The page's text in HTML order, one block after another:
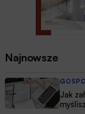
Najnowsze
Jak